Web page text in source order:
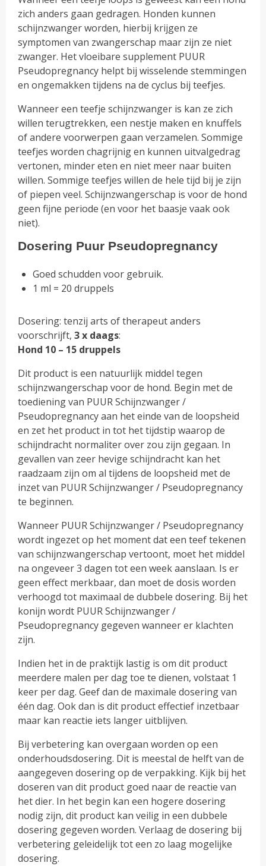
zich anders gaan gedragen. Honden kunnen
schijnzwanger worden, hierbij krijgen ze
symptomen van zwangerschap maar zijn ze niet
zwanger. Het vloeibare supplement PUUR
Pseudopregnancy helpt bij wisselende stemmingen
en ongemakken tijdens na de cyclus bij teefjes.
Wanneer een teefje schijnzwanger is kan ze zich
willen terugtrekken, een nestje maken en knuffels
of andere voorwerpen gaan verzamelen. Sommige
teefjes worden chagrijnig en kunnen uitvalgedrag
vertonen, minder eten en niet meer naar buiten
willen. Sommige teefjes willen de hele tijd bij je zijn
of piepen veel. Schijnzwangerschap is voor de hond
geen fijne periode (en voor het baasje vaak ook
niet).
Dosering Puur Pseudopregnancy
Goed schudden voor gebruik.
1 ml = 20 druppels
Dosering: tenzij arts of therapeut anders
voorschrijft,3 x daags:
Hond 10 – 15 druppels
Dit product is een natuurlijk middel tegen
schijnzwangerschap voor de hond. Begin met de
toediening van PUUR Schijnzwanger /
Pseudopregnancy aan het einde van de loopsheid
en zet het product in tot het tijdstip waarop de
schijndracht normaliter over zou zijn gegaan. In
gevallen van zeer hevige schijndracht kan het
raadzaam zijn om al tijdens de loopsheid met de
inzet van PUUR Schijnzwanger / Pseudopregnancy
te beginnen.
Wanneer PUUR Schijnzwanger / Pseudopregnancy
wordt ingezet op het moment dat een teef tekenen
van schijnzwangerschap vertoont, moet het middel
na ongeveer 3 dagen tot een week aanslaan. Is er
geen effect merkbaar, dan moet de dosis worden
verhoogd tot maximaal de dubbele dosering. Bij het
konijn wordt PUUR Schijnzwanger /
Pseudopregnancy gegeven wanneer er klachten
zijn.
Indien het in de praktijk lastig is om dit product
meerdere malen per dag toe te dienen, volstaat 1
keer per dag. Geef dan de maximale dosering van
één dag. Ook dan is dit product effectief inzetbaar
maar kan reactie iets langer uitblijven.
Bij verbetering kan overgaan worden op een
onderhoudsdosering. Dit is meestal de helft van de
aangegeven dosering op de verpakking. Kijk bij het
doseren van dit product goed naar de reactie van
het dier. In het begin kan een hogere dosering
nodig zijn, dit product kan veilig in een dubbele
dosering gegeven worden. Verlaag de dosering bij
verbetering geleidelijk tot een zo laag mogelijke
dosering.